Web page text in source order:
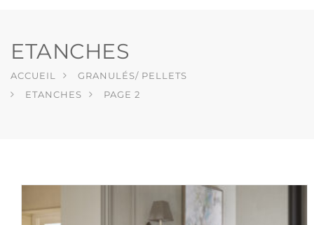
ETANCHES
ACCUEIL
GRANULÉS/ PELLETS
ETANCHES
PAGE 2